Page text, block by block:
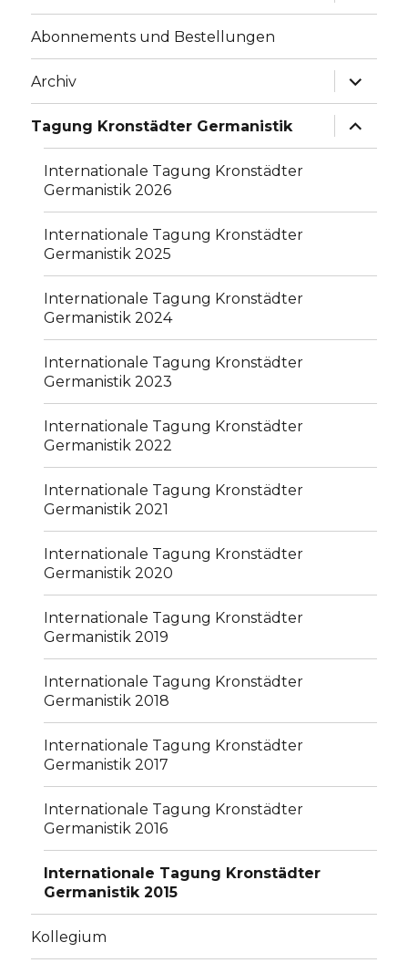
menu
Abonnements und Bestellungen
Archiv
expand
child
menu
Tagung Kronstädter Germanistik
expand
child
menu
Internationale Tagung Kronstädter
Germanistik 2026
Internationale Tagung Kronstädter
Germanistik 2025
Internationale Tagung Kronstädter
Germanistik 2024
Internationale Tagung Kronstädter
Germanistik 2023
Internationale Tagung Kronstädter
Germanistik 2022
Internationale Tagung Kronstädter
Germanistik 2021
Internationale Tagung Kronstädter
Germanistik 2020
Internationale Tagung Kronstädter
Germanistik 2019
Internationale Tagung Kronstädter
Germanistik 2018
Internationale Tagung Kronstädter
Germanistik 2017
Internationale Tagung Kronstädter
Germanistik 2016
Internationale Tagung Kronstädter
Germanistik 2015
Kollegium